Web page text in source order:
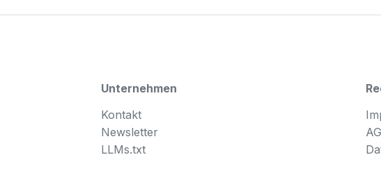
Unternehmen
Kontakt
Newsletter
LLMs.txt